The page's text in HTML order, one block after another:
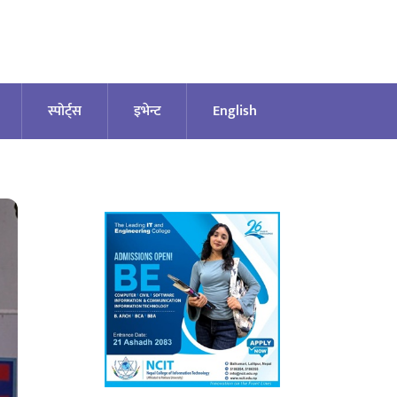
स्पोर्ट्स इभेन्ट English